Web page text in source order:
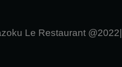
Le Restaurant @2022|